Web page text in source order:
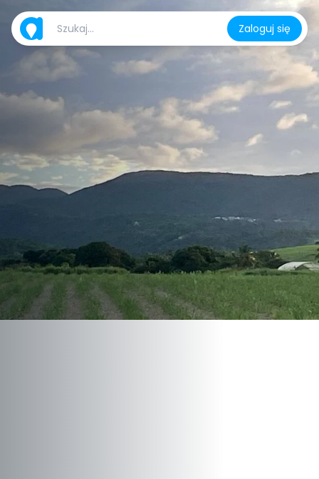
Zaloguj się